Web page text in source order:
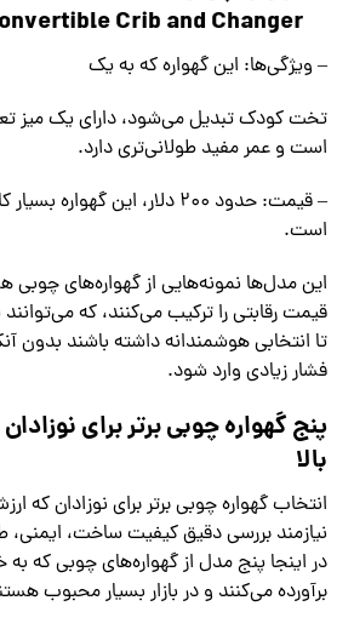
Crib and Changer
– ویژگی‌ها: این گهواره که به یک
تخت کودک تبدیل می‌شود، دارای یک میز
است و عمر مفید طولانی‌تری دارد.
– قیمت: حدود 200 دلار، این
است.
این مدل‌ها نمونه‌هایی از گهواره‌های چوبی
قیمت رقابتی را ترکیب می‌کنند، که
تا انتخابی هوشمندانه داشته باشند بدون
فشار زیادی وارد شود.
پنج گهواره چوبی برتر برای
بالا
انتخاب گهواره چوبی برتر برای نوزادان که
نیازمند بررسی دقیق کیفیت ساخت،
در اینجا پنج مدل از گهواره‌های چوبی که به
برآورده می‌کنند و در بازار بسیار محبوب